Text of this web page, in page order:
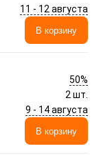
11 - 12 августа
В корзину
50%
2 шт.
9 - 14 августа
В корзину